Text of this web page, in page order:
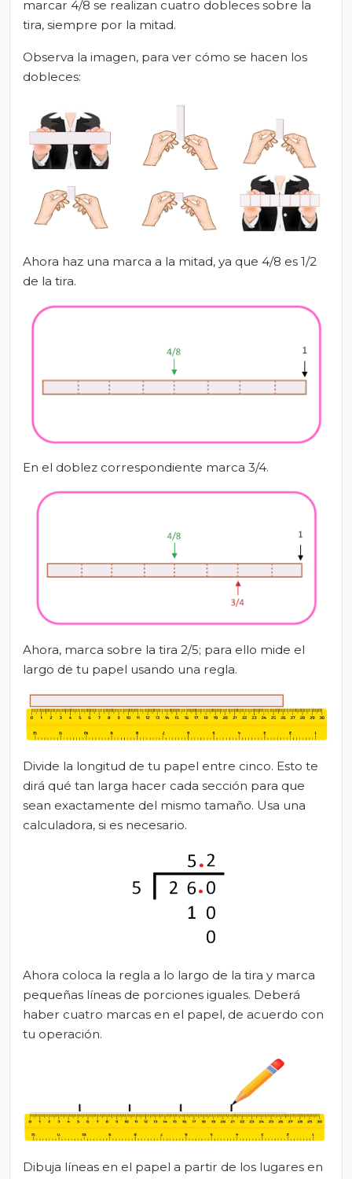
marcar 4/8 se realizan cuatro dobleces sobre la
tira, siempre por la mitad.
Observa la imagen, para ver cómo se hacen los
dobleces:
Ahora haz una marca a la mitad, ya que 4/8 es 1/2
de la tira.
En el doblez correspondiente marca 3/4.
Ahora, marca sobre la tira 2/5; para ello mide el
largo de tu papel usando una regla.
Divide la longitud de tu papel entre cinco. Esto te
dirá qué tan larga hacer cada sección para que
sean exactamente del mismo tamaño. Usa una
calculadora, si es necesario.
Ahora coloca la regla a lo largo de la tira y marca
pequeñas líneas de porciones iguales. Deberá
haber cuatro marcas en el papel, de acuerdo con
tu operación.
Dibuja líneas en el papel a partir de los lugares en